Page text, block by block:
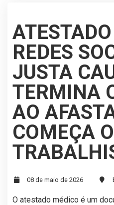
REDES
JUSTA
TERMINA
AO
COMEÇA
08 de maio de 2026
O atestado médico é um